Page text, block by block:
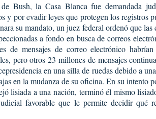
Bush, la Casa Blanca fue demandada
y por evadir leyes que protegen los registros
su mandato, un juez federal ordenó que las
a fondo en busca de correos
de mensajes de correo electrónico
pero otros 23 millones de mensajes
en una silla de ruedas debido a
en la mudanza de su oficina. En su intento
lisiada a una nación, terminó él mismo
favorable que le permite decidir qué